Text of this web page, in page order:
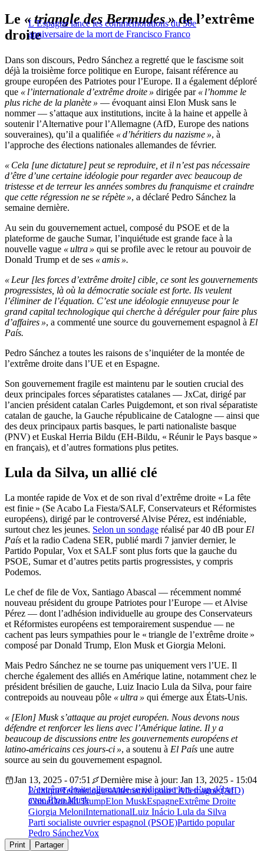
L’Espagne lance les commémorations du 50e
anniversaire de la mort de Francisco Franco
Le « triangle des Bermudes »de l’extrême
droite
Dans son discours, Pedro Sánchez a regretté que le fascisme soit
déjà la troisième force politique en Europe, faisant référence au
groupe européen des Patriotes pour l’Europe. Il a également déploré
que « l’internationale d’extrême droite » dirigée par « l’homme le
plus riche de la planète » — évoquant ainsi Elon Musk sans le
nommer — s’attaque aux institutions, incite à la haine et appelle à
soutenir l’Alternative pour l’Allemagne (AfD, Europe des nations
souveraines), qu’il a qualifiée « d’héritiers du nazisme », à
l’approche des élections nationales allemandes de février.
« Cela [une dictature] peut se reproduire, et il n’est pas nécessaire
d’être d’une certaine idéologie pour regarder avec beaucoup de
tristesse et de terreur les années sombres du franquisme et craindre
que cette régression ne se répète », a déclaré Pedro Sánchez la
semaine dernière.
Au sein du gouvernement actuel, composé du PSOE et de la
plateforme de gauche Sumar, l’inquiétude est grande face à la
nouvelle vague « ultra » qui se profile avec le retour au pouvoir de
Donald Trump et de ses « amis ».
« Leur [les forces d’extrême droite] cible, ce sont les gouvernements
progressistes, là où la démocratie sociale est forte. Ils veulent
l’éliminer de l’équation. C’est une idéologie ennuyeuse pour le
grand capital technologique qui cherche à déréguler pour faire plus
d’affaires », a commenté une source du gouvernement espagnol à El
País.
Pedro Sánchez a toutes les raisons de s’inquiéter de la montée de
l’extrême droite dans l’UE et en Espagne.
Son gouvernement fragile est maintenu par le soutien crucial des
deux principales forces séparatistes catalanes — JxCat, dirigé par
l’ancien président catalan Carles Puigdemont, et son rival séparatiste
catalan de gauche, la Gauche républicaine de Catalogne — ainsi que
des deux principaux partis basques, le parti nationaliste basque
(PNV) et Euskal Herria Bildu (EH-Bildu, « Réunir le Pays basque »
en français), et d’autres formations plus petites.
Lula da Silva, un allié clé
La montée rapide de Vox et de son rival d’extrême droite « La fête
est finie » (Se Acabo La Fiesta/SALF, Conservateurs et Réformistes
européens), dirigé par le controversé Alvise Pérez, est indéniable,
surtout chez les jeunes. Selon un sondage réalisé par 40 dB pour El
País et la radio Cadena SER, publié mardi 7 janvier dernier, le
Partido Popular, Vox et SALF sont plus forts que la gauche du
PSOE, Sumar et d’autres petits partis progressistes, y compris
Podemos.
Le chef de file de Vox, Santiago Abascal — récemment nommé
nouveau président du groupe Patriotes pour l’Europe — et Alvise
Pérez — dont l’adhésion individuelle au groupe des Conservateurs
et Réformistes européens est temporairement suspendue — ne
cachent pas leurs sympathies pour le « triangle de l’extrême droite »
composé par Donald Trump, Elon Musk et Giorgia Meloni.
Mais Pedro Sánchez ne se tourne pas uniquement vers l’UE. Il
cherche également des alliés en Amérique latine, notamment chez le
président brésilien de gauche, Luiz Inacio Lula da Silva, pour faire
contrepoids au nouveau pôle « ultra » qui émerge aux États-Unis.
« [Elon] Musk s’attaque au projet européen. Nous devons nous
défendre et renforcer les liens avec l’Amérique latine. Il y a
beaucoup de discussions entre les gouvernements européens et
latino-américains ces jours-ci », a soutenu à El País une autre
source au sein du gouvernement espagnol.
L’extrême droite allemande se ridiculise lors d’un débat
avec Elon Musk
Jan 13, 2025 - 07:51
Dernière mise à jour: Jan 13, 2025 - 15:04
PolitiqueTechnologiesAlternative pour l'Allemagne (AfD)
ChineDonald TrumpElon MuskEspagneExtrême Droite
Giorgia MeloniInternationalLuiz Inácio Lula da Silva
Parti socialiste ouvrier espagnol (PSOE)Partido popular
Pedro SánchezVox
Print Partager